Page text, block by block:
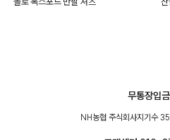
무통장입
NH농협 주식회사지기